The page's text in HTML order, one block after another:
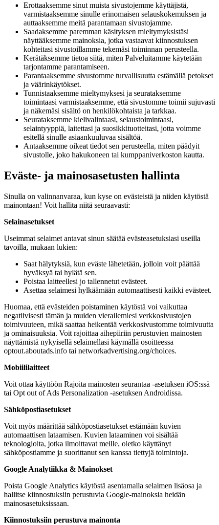
Erottaaksemme sinut muista sivustojemme käyttäjistä,
varmistaaksemme sinulle erinomaisen selauskokemuksen ja
auttaaksemme meitä parantamaan sivustojamme.
Saadaksemme paremman käsityksen mieltymyksistäsi
näyttääksemme mainoksia, jotka vastaavat kiinnostuksen
kohteitasi sivustoillamme tekemäsi toiminnan perusteella.
Kerätäksemme tietoa siitä, miten Palveluitamme käytetään
tarjontamme parantamiseen.
Parantaaksemme sivustomme turvallisuutta estämällä petokset
ja väärinkäytökset.
Tunnistaaksemme mieltymyksesi ja seurataksemme
toimintaasi varmistaaksemme, että sivustomme toimii sujuvasti
ja näkemäsi sisältö on henkilökohtaista ja tarkkaa.
Seurataksemme kielivalintaasi, selaustoimintaasi,
selaintyyppiä, laitettasi ja suosikkituotteitasi, jotta voimme
esitellä sinulle asiaankuuluvaa sisältöä.
Antaaksemme oikeat tiedot sen perusteella, miten päädyit
sivustolle, joko hakukoneen tai kumppaniverkoston kautta.
Eväste- ja mainosasetusten hallinta
Sinulla on valinnanvaraa, kun kyse on evästeistä ja niiden käytöstä
mainontaan! Voit hallita niitä seuraavasti:
Selainasetukset
Useimmat selaimet antavat sinun säätää evästeasetuksiasi useilla
tavoilla, mukaan lukien:
Saat hälytyksiä, kun eväste lähetetään, jolloin voit päättää
hyväksyä tai hylätä sen.
Poistaa laitteellesi jo tallennetut evästeet.
Asettaa selaimesi hylkäämään automaattisesti kaikki evästeet.
Huomaa, että evästeiden poistaminen käytöstä voi vaikuttaa
negatiivisesti tämän ja muiden vierailemiesi verkkosivustojen
toimivuuteen, mikä saattaa heikentää verkkosivustomme toimivuutta
ja ominaisuuksia. Voit rajoittaa aihepiiriin perustuvien mainosten
näyttämistä nykyisellä selaimellasi käymällä osoitteessa
optout.aboutads.info tai networkadvertising.org/choices.
Mobiililaitteet
Voit ottaa käyttöön Rajoita mainosten seurantaa -asetuksen iOS:ssä
tai Opt out of Ads Personalization -asetuksen Androidissa.
Sähköpostiasetukset
Voit myös määrittää sähköpostiasetukset estämään kuvien
automaattisen lataamisen. Kuvien lataaminen voi sisältää
teknologioita, jotka ilmoittavat meille, oletko käyttänyt
sähköpostiamme ja suorittanut sen kanssa tiettyjä toimintoja.
Google Analytiikka & Mainokset
Poista Google Analytics käytöstä asentamalla selaimen lisäosa ja
hallitse kiinnostuksiin perustuvia Google-mainoksia heidän
mainosasetuksissaan.
Kiinnostuksiin perustuva mainonta